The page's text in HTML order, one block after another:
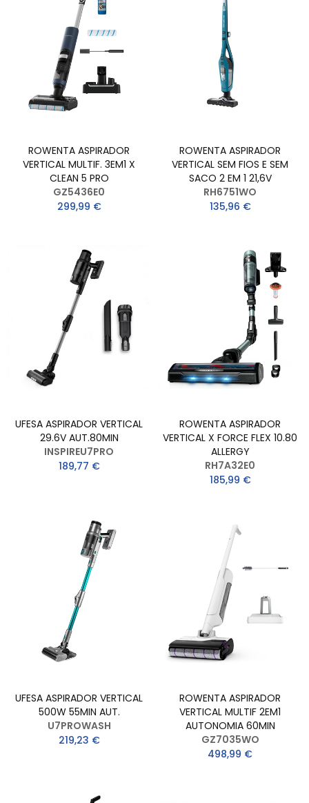
ROWENTA ASPIRADOR
VERTICAL MULTIF. 3EM1 X
CLEAN 5 PRO
GZ5436E0
299,99 €
ROWENTA ASPIRADOR
VERTICAL SEM FIOS E SEM
SACO 2 EM 1 21,6V
RH6751WO
135,96 €
UFESA ASPIRADOR VERTICAL
29.6V AUT.80MIN
INSPIREU7PRO
189,77 €
ROWENTA ASPIRADOR
VERTICAL X FORCE FLEX 10.80
ALLERGY
RH7A32E0
185,99 €
UFESA ASPIRADOR VERTICAL
500W 55MIN AUT.
U7PROWASH
219,23 €
ROWENTA ASPIRADOR
VERTICAL MULTIF 2EM1
AUTONOMIA 60MIN
GZ7035WO
498,99 €